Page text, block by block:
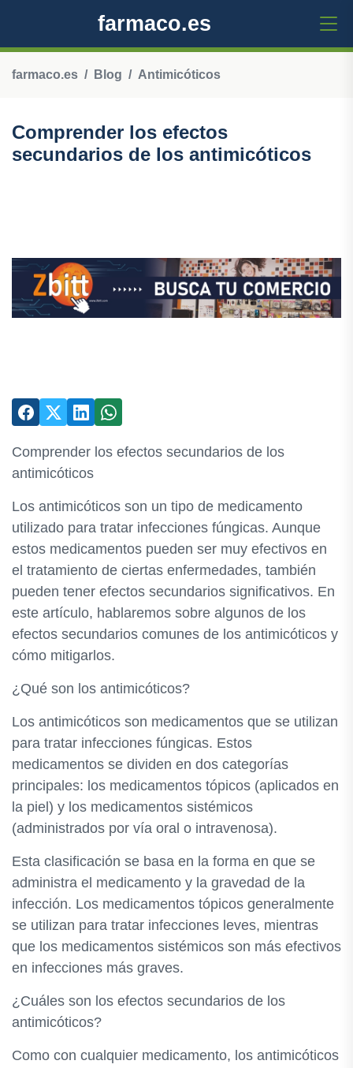
farmaco.es
farmaco.es Blog Antimicóticos
Comprender los efectos
secundarios de los antimicóticos
Comprender los efectos secundarios de los
antimicóticos
Los antimicóticos son un tipo de medicamento
utilizado para tratar infecciones fúngicas. Aunque
estos medicamentos pueden ser muy efectivos en
el tratamiento de ciertas enfermedades, también
pueden tener efectos secundarios significativos. En
este artículo, hablaremos sobre algunos de los
efectos secundarios comunes de los antimicóticos y
cómo mitigarlos.
¿Qué son los antimicóticos?
Los antimicóticos son medicamentos que se utilizan
para tratar infecciones fúngicas. Estos
medicamentos se dividen en dos categorías
principales: los medicamentos tópicos (aplicados en
la piel) y los medicamentos sistémicos
(administrados por vía oral o intravenosa).
Esta clasificación se basa en la forma en que se
administra el medicamento y la gravedad de la
infección. Los medicamentos tópicos generalmente
se utilizan para tratar infecciones leves, mientras
que los medicamentos sistémicos son más efectivos
en infecciones más graves.
¿Cuáles son los efectos secundarios de los
antimicóticos?
Como con cualquier medicamento, los antimicóticos